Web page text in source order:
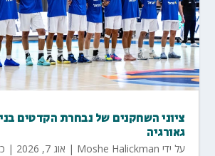
ציוני השחקנים של נבחרת הקדטים
גאורגיה
על ידי Moshe Halickman
| אוג 7, 2026 |